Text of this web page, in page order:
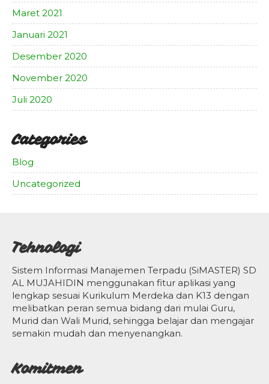
Maret 2021
Januari 2021
Desember 2020
November 2020
Juli 2020
Categories
Blog
Uncategorized
Tehnologi
Sistem Informasi Manajemen Terpadu (SiMASTER) SD
AL MUJAHIDIN menggunakan fitur aplikasi yang
lengkap sesuai Kurikulum Merdeka dan K13 dengan
melibatkan peran semua bidang dari mulai Guru,
Murid dan Wali Murid, sehingga belajar dan mengajar
semakin mudah dan menyenangkan.
Komitmen